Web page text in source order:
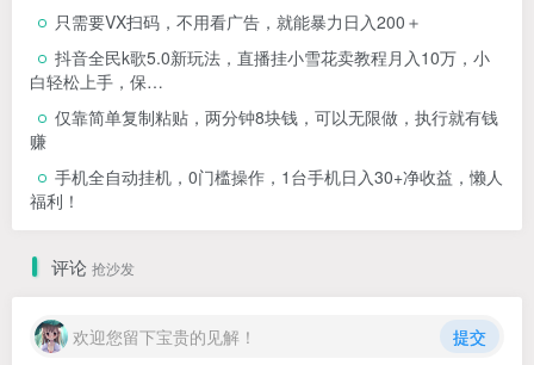
只需要VX扫码，不用看广告，就能暴力日入200＋
抖音全民k歌5.0新玩法，直播挂小雪花卖教程月入10万，小
白轻松上手，保…
仅靠简单复制粘贴，两分钟8块钱，可以无限做，执行就有钱
赚
手机全自动挂机，0门槛操作，1台手机日入30+净收益，懒人
福利！
评论 抢沙发
欢迎您留下宝贵的见解！ 提交